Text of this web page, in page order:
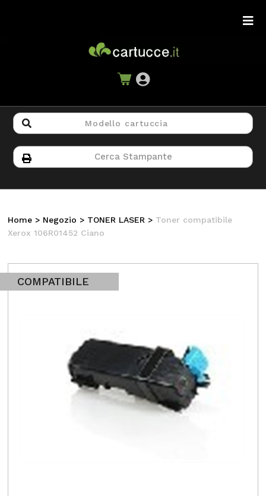
Home > Negozio > TONER LASER > Toner compatibile
Xerox 106R01452 Ciano
COMPATIBILE